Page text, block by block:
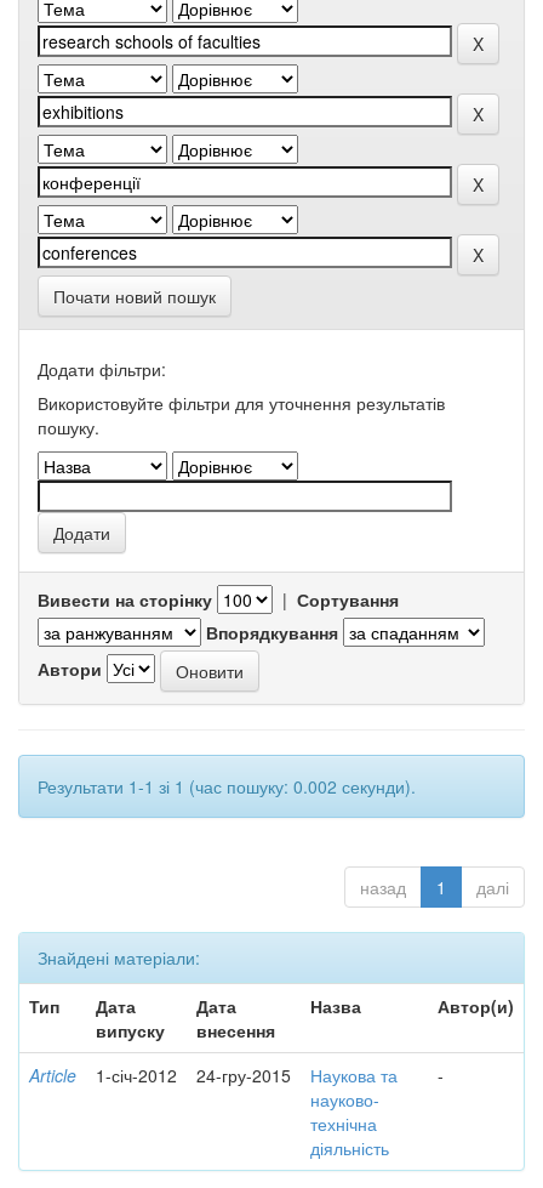
Почати новий пошук
Додати фільтри:
Використовуйте фільтри для уточнення результатів
пошуку.
Вивести на сторінку | Сортування
Впорядкування
Автори
Результати 1-1 зі 1 (час пошуку: 0.002 секунди).
назад 1 далі
Знайдені матеріали:
Тип
Дата
випуску
Дата
внесення
Назва Автор(и)
Article 1-січ-2012 24-гру-2015
Наукова та
науково-
технічна
діяльність
-